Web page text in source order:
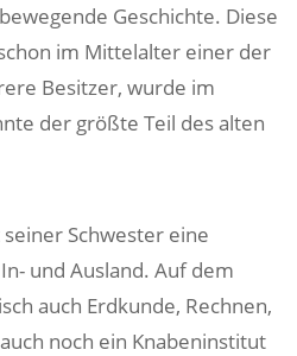
Geschichte. Diese
im Mittelalter einer der
Besitzer, wurde im
der größte Teil des alten
Schwester eine
und Ausland. Auf dem
auch Erdkunde, Rechnen,
noch ein Knabeninstitut